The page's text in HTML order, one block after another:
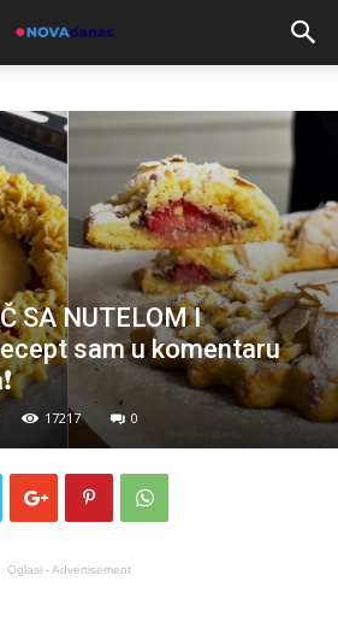
SA NUTELOM I
sam u komentaru
17217 0
Oglasi - Advertisement